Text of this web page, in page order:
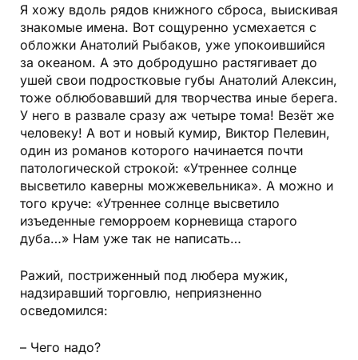
Я хожу вдоль рядов книжного сброса, выискивая
знакомые имена. Вот сощуренно усмехается с
обложки Анатолий Рыбаков, уже упокоившийся
за океаном. А это добродушно растягивает до
ушей свои подростковые губы Анатолий Алексин,
тоже облюбовавший для творчества иные берега.
У него в развале сразу аж четыре тома! Везёт же
человеку! А вот и новый кумир, Виктор Пелевин,
один из романов которого начинается почти
патологической строкой: «Утреннее солнце
высветило каверны можжевельника». А можно и
того круче: «Утреннее солнце высветило
изъеденные геморроем корневища старого
дуба…» Нам уже так не написать…
Ражий, постриженный под любера мужик,
надзиравший торговлю, неприязненно
осведомился:
– Чего надо?